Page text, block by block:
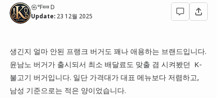
상집(특이함)
동대문구
성북구
영등포구
종로구
대전광역시
돈까스
라면
이자카야
롯데리아
맘스터치
버거킹
일본
㉿℉¤¤Ｄ
Update: 23 12월 2025
생긴지 얼마 안된 프랭크 버거도 꽤나 애용하는 브랜드입니다.
윤남노 버거가 출시되서 최소 배달료도 맞출 겸 시켜봤던 K-
불고기 버거입니다. 일단 가격대가 대표 메뉴보다 저렴하고,
남성 기준으로는 적은 양이었습니다.